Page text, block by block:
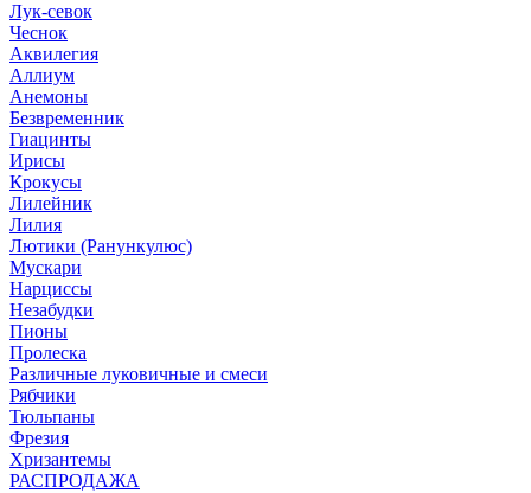
Лук-севок
Чеснок
Аквилегия
Аллиум
Анемоны
Безвременник
Гиацинты
Ирисы
Крокусы
Лилейник
Лилия
Лютики (Ранункулюс)
Мускари
Нарцисcы
Незабудки
Пионы
Пролеска
Различные луковичные и смеси
Рябчики
Тюльпаны
Фрезия
Хризантемы
РАСПРОДАЖА